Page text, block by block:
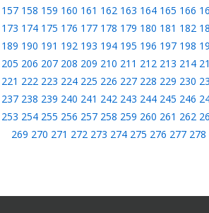
157 158 159 160 161 162 163 164 165 166
173 174 175 176 177 178 179 180 181 182
189 190 191 192 193 194 195 196 197 198
205 206 207 208 209 210 211 212 213 214
221 222 223 224 225 226 227 228 229 230
237 238 239 240 241 242 243 244 245 246
253 254 255 256 257 258 259 260 261 262
269 270 271 272 273 274 275 276 277 278